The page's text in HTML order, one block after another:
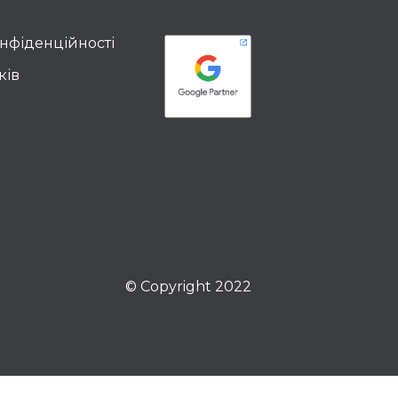
© Copyright 2022